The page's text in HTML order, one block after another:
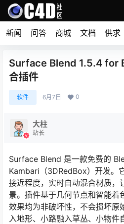
新闻 问答 商城 文档 供求
Surface Blend 1.5.4 for
合插件
软件 6月7日 0
大柱
站长
Surface Blend 是一款免费的
Kambari（3DRedBox）开发。
接近程度，实时自动混合材质，
景。插件基于几何节点和智能着
效果均为非破坏性，不会损坏原
入地形、小路融入草丛、小物件